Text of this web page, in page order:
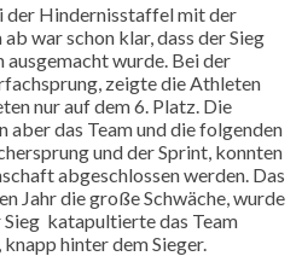
Hindernisstaffel mit der
war schon klar, dass der Sieg
ausgemacht wurde. Bei der
zeigte die Athleten
nur auf dem 6. Platz. Die
aber das Team und die folgenden
und der Sprint, konnten
abgeschlossen werden. Das
Jahr die große Schwäche, wurde
Sieg katapultierte das Team
hinter dem Sieger.